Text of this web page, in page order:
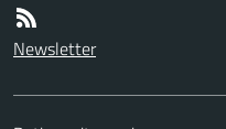
Newsletter